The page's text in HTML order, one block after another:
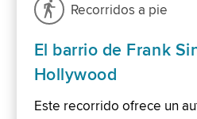
Recorridos a pie
El barrio de Frank
Hollywood
Este recorrido ofrece un